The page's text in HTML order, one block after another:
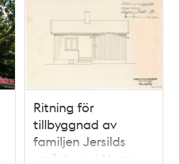
Ritning för
tillbyggnad av
familjen Jersilds
småstuga i Norra